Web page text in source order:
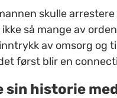
skulle
så mange av
av omsorg og
først blir en
sin historie